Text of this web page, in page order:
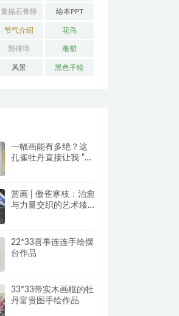
素描石膏静
物
绘本PPT
节气介绍 花鸟
郭传璋 雕塑
风景 黑色手绘
一幅画能有多绝？这
孔雀牡丹直接让我 “哇
赏画 | 傲雀寒枝：治愈
与力量交织的艺术臻
22*33喜事连连手绘摆
台作品
33*33带实木画框的牡
丹富贵图手绘作品